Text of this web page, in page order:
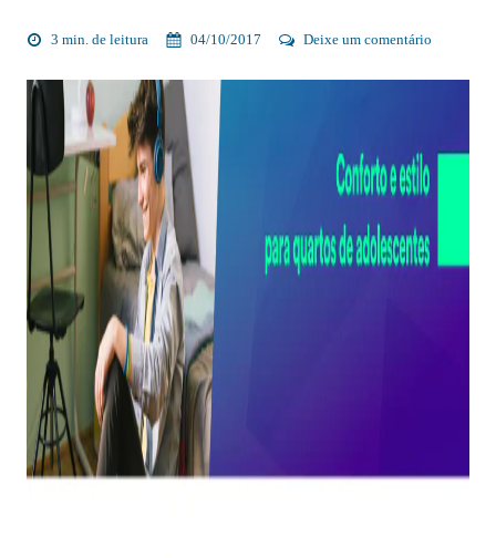
3 min. de leitura 04/10/2017 Deixe um comentário